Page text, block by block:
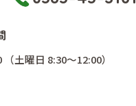
土曜日 8:30～12:00）